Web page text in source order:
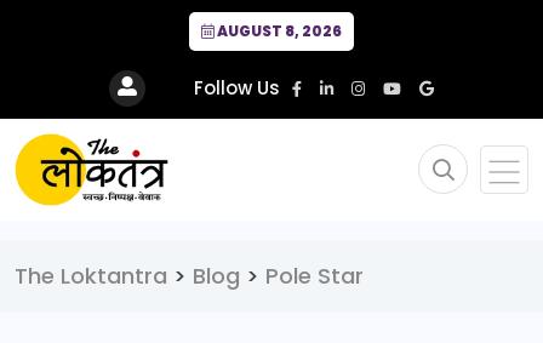
AUGUST 8, 2026
Follow Us
The Loktantra > Blog > Pole Star